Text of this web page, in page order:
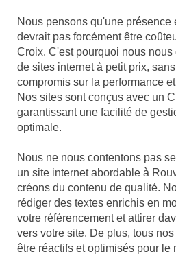
Nous pensons qu'une
devrait pas forcément être
Croix. C'est pourquoi nous
de sites internet à petit prix,
compromis sur la performance
Nos sites sont conçus avec un
garantissant une facilité de
optimale.
Nous ne nous contentons pas
un site internet abordable à
créons du contenu de qualité.
rédiger des textes enrichis en
votre référencement et attirer
vers votre site. De plus, tous
être réactifs et optimisés pour le